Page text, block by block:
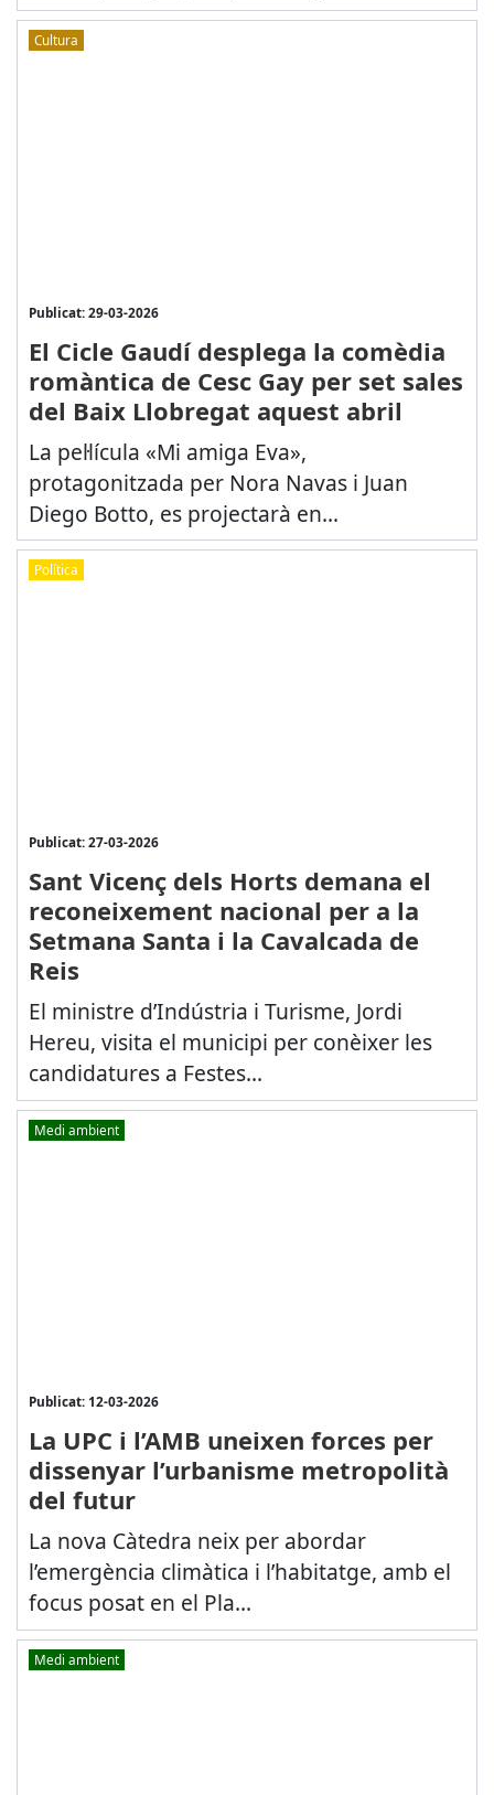
Cultura
Publicat: 29-03-2026
El Cicle Gaudí desplega la comèdia
romàntica de Cesc Gay per set sales
del Baix Llobregat aquest abril
La pel·lícula «Mi amiga Eva»,
protagonitzada per Nora Navas i Juan
Diego Botto, es projectarà en...
Política
Publicat: 27-03-2026
Sant Vicenç dels Horts demana el
reconeixement nacional per a la
Setmana Santa i la Cavalcada de
Reis
El ministre d’Indústria i Turisme, Jordi
Hereu, visita el municipi per conèixer les
candidatures a Festes...
Medi ambient
Publicat: 12-03-2026
La UPC i l’AMB uneixen forces per
dissenyar l’urbanisme metropolità
del futur
La nova Càtedra neix per abordar
l’emergència climàtica i l’habitatge, amb el
focus posat en el Pla...
Medi ambient